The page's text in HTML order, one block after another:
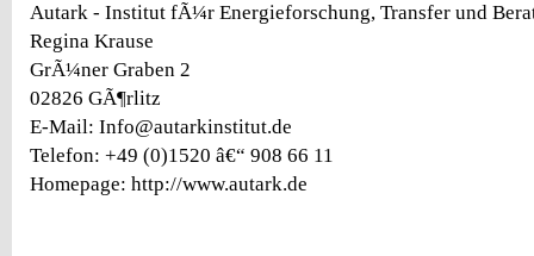
Autark - Institut fÃ¼r Energieforschung, Transfer und
Regina Krause
GrÃ¼ner Graben 2
02826 GÃ¶rlitz
E-Mail: Info@autarkinstitut.de
Telefon: +49 (0)1520 â€“ 908 66 11
Homepage: http://www.autark.de